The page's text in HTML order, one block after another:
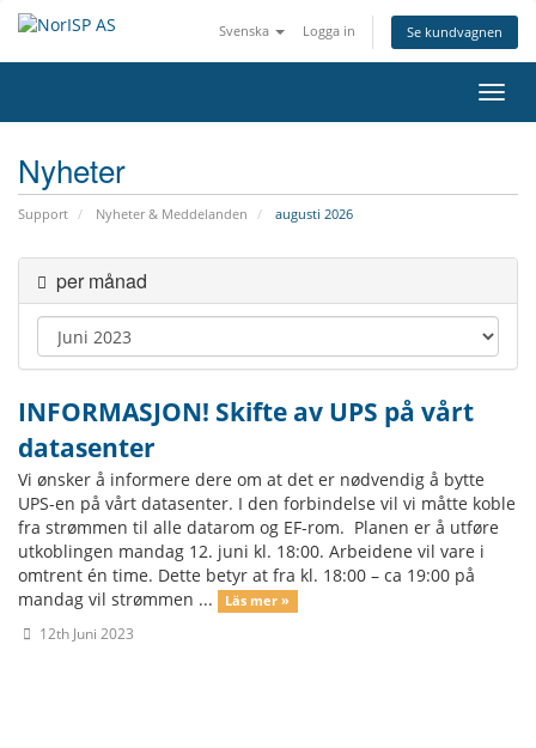
Svenska Logga in Se kundvagnen
Nyheter
Support Nyheter & Meddelanden augusti 2026
per månad
INFORMASJON! Skifte av UPS på vårt
datasenter
Vi ønsker å informere dere om at det er nødvendig å bytte
UPS-en på vårt datasenter. I den forbindelse vil vi måtte koble
fra strømmen til alle datarom og EF-rom. Planen er å utføre
utkoblingen mandag 12. juni kl. 18:00. Arbeidene vil vare i
omtrent én time. Dette betyr at fra kl. 18:00 – ca 19:00 på
mandag vil strømmen ...
Läs mer »
12th Juni 2023